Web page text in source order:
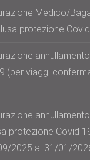
Medico/
protezione
(per viaggi
annullamento
protezione Covid
2025 al 31/01/